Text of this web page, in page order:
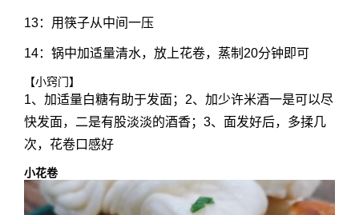
13：用筷子从中间一压
14：锅中加适量清水，放上花卷，蒸制20分钟即可
【小窍门】
1、加适量白糖有助于发面；2、加少许米酒一是可以尽
快发面，二是有股淡淡的酒香；3、面发好后，多揉几
次，花卷口感好
小花卷